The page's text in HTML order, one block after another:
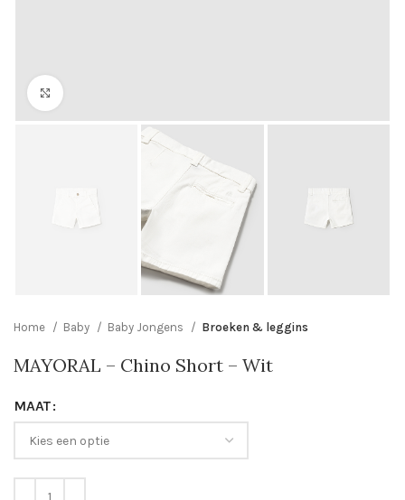
Home Baby Baby Jongens Broeken & leggins
MAYORAL – Chino Short – Wit
MAAT